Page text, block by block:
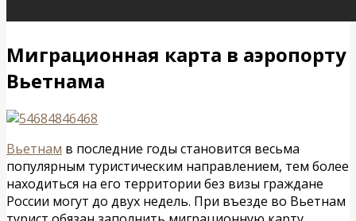
Миграционная карта в аэропорту
Вьетнама
Вьетнам в последние годы становится весьма
популярным туристическим направлением, тем более
находиться на его территории без визы граждане
России могут до двух недель. При въезде во Вьетнам